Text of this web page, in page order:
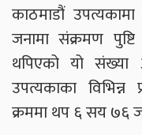
काठमाडौं
जनामा संक्रमण
थपिएको यो
उपत्यकाका विभिन्न
क्रममा थप ६ सय ७६